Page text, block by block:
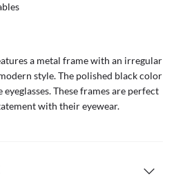
a metal frame with an irregular
style. The polished black color
These frames are perfect
with their eyewear.